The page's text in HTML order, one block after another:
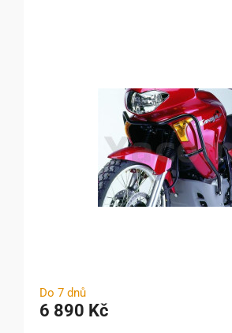
Do 7 dnů
6 890 Kč